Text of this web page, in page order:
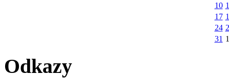
10
17
24
31 1
Odkazy